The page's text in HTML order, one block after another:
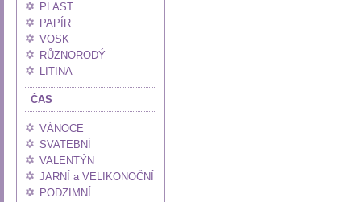
PLAST
PAPÍR
VOSK
RŮZNORODÝ
LITINA
ČAS
VÁNOCE
SVATEBNÍ
VALENTÝN
JARNÍ a VELIKONOČNÍ
PODZIMNÍ